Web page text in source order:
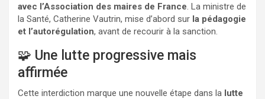
avec l’Association des maires de France. La ministre de
la Santé, Catherine Vautrin, mise d’abord sur la pédagogie
et l’autorégulation, avant de recourir à la sanction.
🧩 Une lutte progressive mais
affirmée
Cette interdiction marque une nouvelle étape dans la lutte